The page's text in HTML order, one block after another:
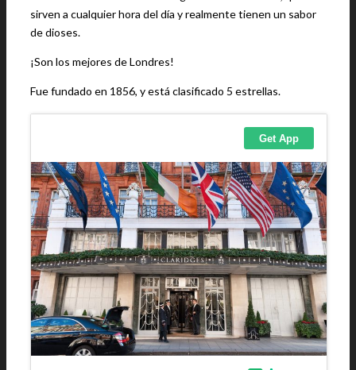
sirven a cualquier hora del día y realmente tienen un sabor
de dioses.
¡Son los mejores de Londres!
Fue fundado en 1856, y está clasificado 5 estrellas.